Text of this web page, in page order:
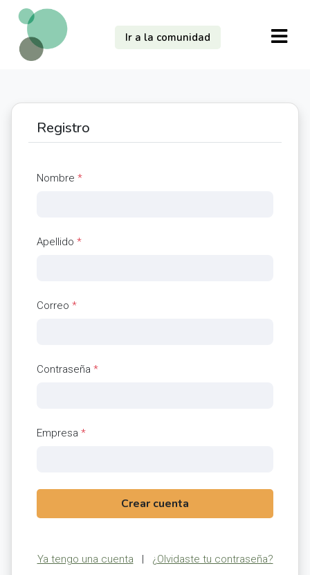
Ir a la comunidad
Registro
Nombre *
Apellido *
Correo *
Contraseña *
Empresa *
Crear cuenta
Ya tengo una cuenta | ¿Olvidaste tu contraseña?